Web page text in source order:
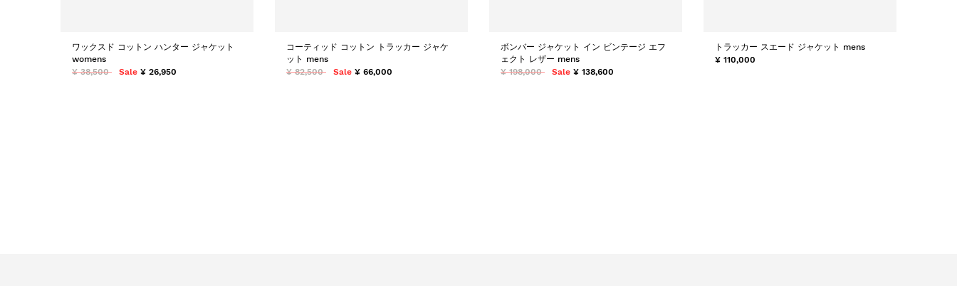
ワックスド コットン ハンター ジャケット
womens
¥ 38,500
Sale ¥ 26,950
コーティッド コットン トラッカー ジャケ
ット mens
¥ 82,500
Sale ¥ 66,000
ボンバー ジャケット イン ビンテージ エフ
ェクト レザー mens
¥ 198,000
Sale ¥ 138,600
トラッカー スエード ジャケット mens
¥ 110,000